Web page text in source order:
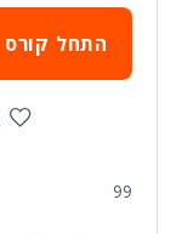
התחל קורס
99